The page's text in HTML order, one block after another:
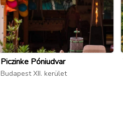
Piczinke Póniudvar
Budapest XII. kerület